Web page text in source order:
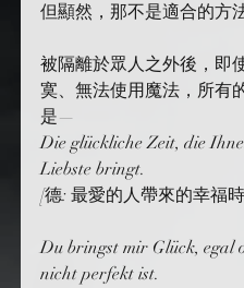
但顯然，那不是適合的方
被隔離於眾人之外後，即
寞、無法使用魔法，所有
是—
Die glückliche Zeit, die
Liebste bringt.
[德: 最愛的人帶來的幸福
Du bringst mir Glück, egal
nicht perfekt ist.